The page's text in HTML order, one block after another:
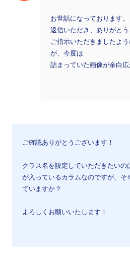
お世話になっております。
返信いただき、ありがとう
ご指示いただきましたよ
が、今度は
詰まっていた画像が余白
ご確認ありがとうございます！
クラス名を設定していただきたいの
が入っているカラムなのですが、そ
ていますか？
よろしくお願いいたします！